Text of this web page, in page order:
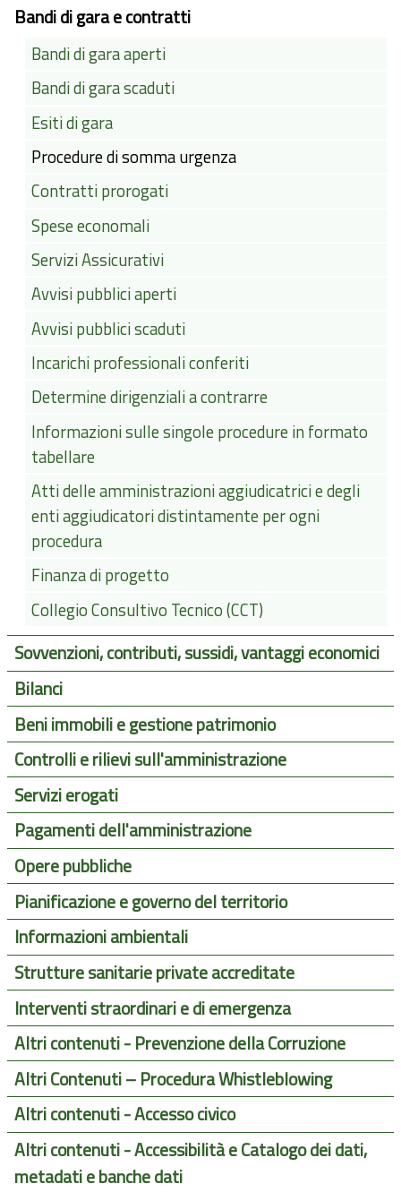
Bandi di gara e contratti
Bandi di gara aperti
Bandi di gara scaduti
Esiti di gara
Procedure di somma urgenza
Contratti prorogati
Spese economali
Servizi Assicurativi
Avvisi pubblici aperti
Avvisi pubblici scaduti
Incarichi professionali conferiti
Determine dirigenziali a contrarre
Informazioni sulle singole procedure in formato
tabellare
Atti delle amministrazioni aggiudicatrici e degli
enti aggiudicatori distintamente per ogni
procedura
Finanza di progetto
Collegio Consultivo Tecnico (CCT)
Sovvenzioni, contributi, sussidi, vantaggi economici
Bilanci
Beni immobili e gestione patrimonio
Controlli e rilievi sull'amministrazione
Servizi erogati
Pagamenti dell'amministrazione
Opere pubbliche
Pianificazione e governo del territorio
Informazioni ambientali
Strutture sanitarie private accreditate
Interventi straordinari e di emergenza
Altri contenuti - Prevenzione della Corruzione
Altri Contenuti – Procedura Whistleblowing
Altri contenuti - Accesso civico
Altri contenuti - Accessibilità e Catalogo dei dati,
metadati e banche dati